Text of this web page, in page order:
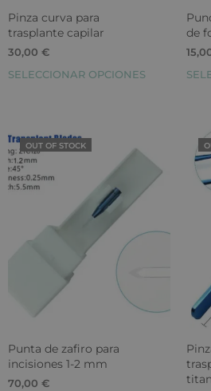
Pinza curva para
trasplante capilar
30,00 €
SELECCIONAR OPCIONES
de
OUT OF STOCK
Punta de zafiro para
incisiones 1-2 mm
70,00 €